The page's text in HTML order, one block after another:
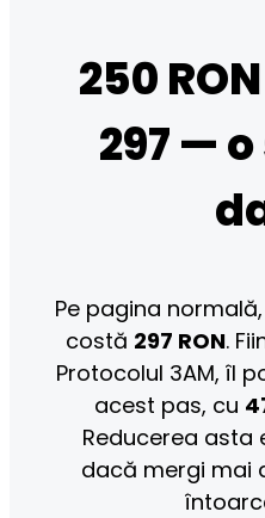
250
297 —
Pe pagina
costă 297 RON.
Protocolul 3AM, îl
acest pas, cu
Reducerea asta
dacă mergi mai